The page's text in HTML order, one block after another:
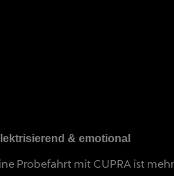
& emotional
Probefahrt mit CUPRA ist